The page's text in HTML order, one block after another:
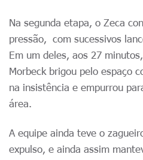
Na segunda etapa, o Zeca
pressão, com sucessivos
Em um deles, aos 27
Morbeck brigou pelo espaço
na insistência e empurrou
área.
A equipe ainda teve o
expulso, e ainda assim